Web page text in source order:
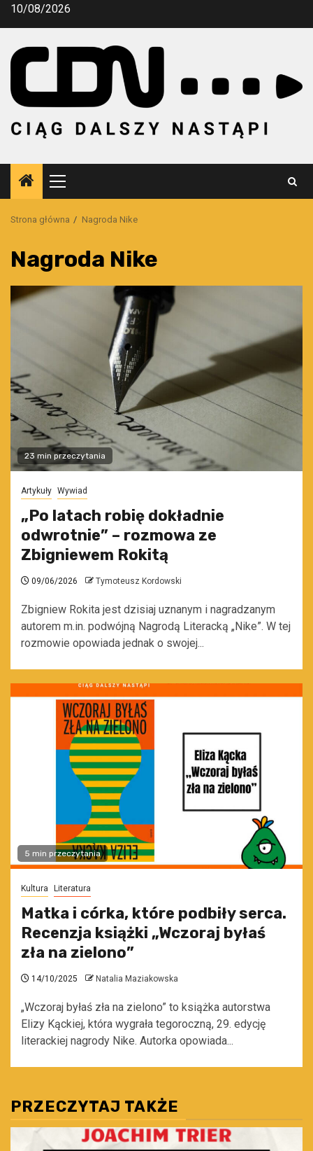
Przejdź
10/08/2026
Menu
główne
Strona główna Nagroda Nike
Nagroda Nike
23 min przeczytania
Artykuły Wywiad
„Po latach robię dokładnie
odwrotnie” – rozmowa ze
Zbigniewem Rokitą
09/06/2026 Tymoteusz Kordowski
Zbigniew Rokita jest dzisiaj uznanym i nagradzanym
autorem m.in. podwójną Nagrodą Literacką „Nike”. W tej
rozmowie opowiada jednak o swojej...
5 min przeczytania
Kultura Literatura
Matka i córka, które podbiły serca.
Recenzja książki „Wczoraj byłaś
zła na zielono”
14/10/2025 Natalia Maziakowska
„Wczoraj byłaś zła na zielono” to książka autorstwa
Elizy Kąckiej, która wygrała tegoroczną, 29. edycję
literackiej nagrody Nike. Autorka opowiada...
PRZECZYTAJ TAKŻE